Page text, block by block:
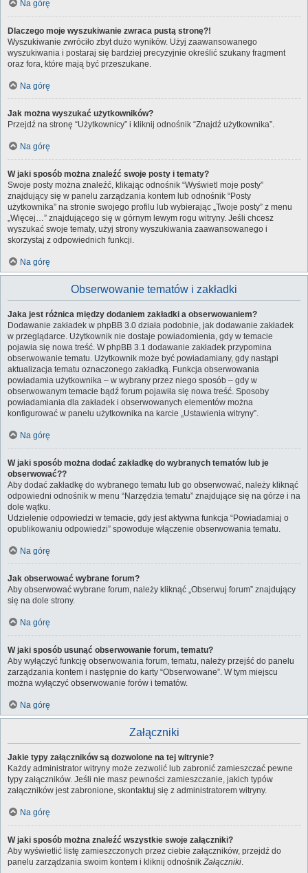
Na górę
Dlaczego moje wyszukiwanie zwraca pustą stronę?!
Wyszukiwanie zwróciło zbyt dużo wyników. Użyj zaawansowanego
wyszukiwania i postaraj się bardziej precyzyjnie określić szukany fragment
oraz fora, które mają być przeszukane.
Na górę
Jak można wyszukać użytkowników?
Przejdź na stronę “Użytkownicy” i kliknij odnośnik “Znajdź użytkownika”.
Na górę
W jaki sposób można znaleźć swoje posty i tematy?
Swoje posty można znaleźć, klikając odnośnik “Wyświetl moje posty”
znajdujący się w panelu zarządzania kontem lub odnośnik “Posty
użytkownika” na stronie swojego profilu lub wybierając „Twoje posty” z menu
„Więcej…” znajdującego się w górnym lewym rogu witryny. Jeśli chcesz
wyszukać swoje tematy, użyj strony wyszukiwania zaawansowanego i
skorzystaj z odpowiednich funkcji.
Na górę
Obserwowanie tematów i zakładki
Jaka jest różnica między dodaniem zakładki a obserwowaniem?
Dodawanie zakładek w phpBB 3.0 działa podobnie, jak dodawanie zakładek
w przeglądarce. Użytkownik nie dostaje powiadomienia, gdy w temacie
pojawia się nowa treść. W phpBB 3.1 dodawanie zakładek przypomina
obserwowanie tematu. Użytkownik może być powiadamiany, gdy nastąpi
aktualizacja tematu oznaczonego zakładką. Funkcja obserwowania
powiadamia użytkownika – w wybrany przez niego sposób – gdy w
obserwowanym temacie bądź forum pojawiła się nowa treść. Sposoby
powiadamiania dla zakładek i obserwowanych elementów można
konfigurować w panelu użytkownika na karcie „Ustawienia witryny”.
Na górę
W jaki sposób można dodać zakładkę do wybranych tematów lub je
obserwować??
Aby dodać zakładkę do wybranego tematu lub go obserwować, należy kliknąć
odpowiedni odnośnik w menu “Narzędzia tematu” znajdujące się na górze i na
dole wątku.
Udzielenie odpowiedzi w temacie, gdy jest aktywna funkcja “Powiadamiaj o
opublikowaniu odpowiedzi” spowoduje włączenie obserwowania tematu.
Na górę
Jak obserwować wybrane forum?
Aby obserwować wybrane forum, należy kliknąć „Obserwuj forum” znajdujący
się na dole strony.
Na górę
W jaki sposób usunąć obserwowanie forum, tematu?
Aby wyłączyć funkcję obserwowania forum, tematu, należy przejść do panelu
zarządzania kontem i następnie do karty “Obserwowane”. W tym miejscu
można wyłączyć obserwowanie forów i tematów.
Na górę
Załączniki
Jakie typy załączników są dozwolone na tej witrynie?
Każdy administrator witryny może zezwolić lub zabronić zamieszczać pewne
typy załączników. Jeśli nie masz pewności zamieszczanie, jakich typów
załączników jest zabronione, skontaktuj się z administratorem witryny.
Na górę
W jaki sposób można znaleźć wszystkie swoje załączniki?
Aby wyświetlić listę zamieszczonych przez ciebie załączników, przejdź do
panelu zarządzania swoim kontem i kliknij odnośnikZałączniki.